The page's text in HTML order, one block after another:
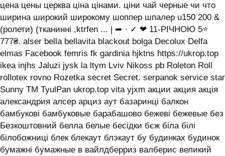
цена цены церква ціна цінами. ціни чай черные чи что
ширина широкий широкому шоппер шпалер u150 200 &
(ролети) (тканинні ,ktrfen ... | ➦ · ✓ ❤ 11-РІЧНОЮ 5⭐
777₴. alser bella bellavita blackout bolga Decolux Delfa
elmas Facebook femris fk gardinia hjktns https://ukrop.top
ikea injhs Jaluzi jysk la ltym Lviv Nikoss pb Roleton Roll
rollotex rovno Rozetka secret Secret. serpanok service star
Sunny TM TyulPan ukrop.top vita yjxm акции акция акція
александрия алсер арциз аут базаринці балкон
бамбукові бамбуковые барабашово бежеві бежевые без
Безкоштовний белла белые бесідки бєж біла білі
білобожниці блек блекаут блэкаут бу будинках будинок
бумажні бумажные в вайлдберриз валберис великий